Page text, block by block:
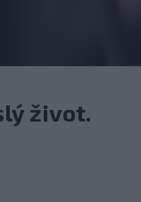
život.